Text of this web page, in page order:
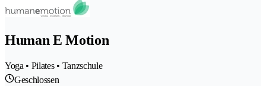
Human E Motion
Yoga • Pilates • Tanzschule
Geschlossen